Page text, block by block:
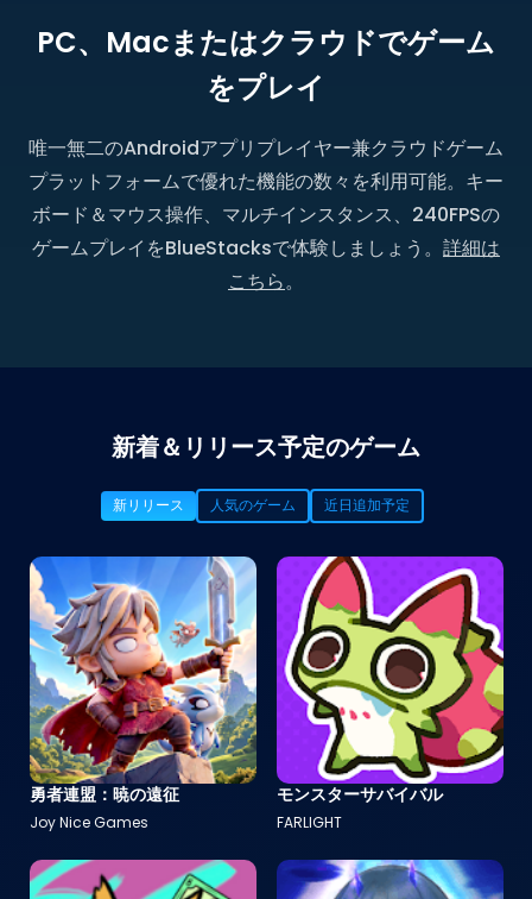
PC、Macまたはクラウドでゲーム
をプレイ
唯一無二のAndroidアプリプレイヤー兼クラウドゲーム
プラットフォームで優れた機能の数々を利用可能。キー
ボード＆マウス操作、マルチインスタンス、240FPSの
ゲームプレイをBlueStacksで体験しましょう。 詳細は
こちら。
新着＆リリース予定のゲーム
新リリース 人気のゲーム 近日追加予定
勇者連盟：暁の遠征
Joy Nice Games
モンスターサバイバル
FARLIGHT